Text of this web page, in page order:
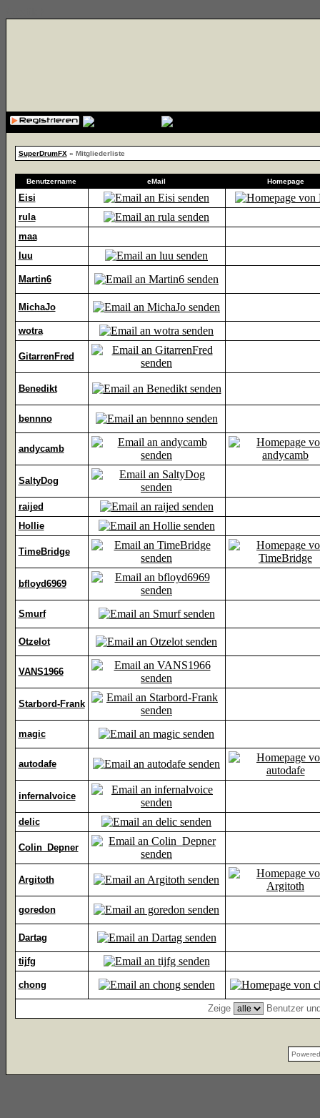
SuperDrumFX» Mitgliederliste
Benutzername eMail Homepage
Eisi
rula
maa
luu
Martin6
MichaJo
wotra
GitarrenFred
Benedikt
bennno
andycamb
SaltyDog
raijed
Hollie
TimeBridge
bfloyd6969
Smurf
Otzelot
VANS1966
Starbord-Frank
magic
autodafe
infernalvoice
delic
Colin_Depner
Argitoth
goredon
Dartag
tijfg
chong
Zeige Benutzer